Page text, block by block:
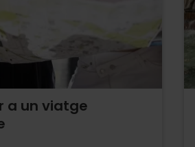
a un viatge